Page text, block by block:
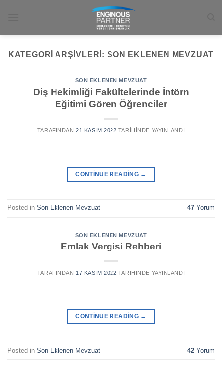
KATEGORI ARŞIVLERI: SON EKLENEN MEVZUAT
SON EKLENEN MEVZUAT
Diş Hekimliği Fakültelerinde İntörn
Eğitimi Gören Öğrenciler
TARAFINDAN 21 KASIM 2022 TARIHINDE YAYINLANDI
CONTINUE READING →
Posted in Son Eklenen Mevzuat 47 Yorum
SON EKLENEN MEVZUAT
Emlak Vergisi Rehberi
TARAFINDAN 17 KASIM 2022 TARIHINDE YAYINLANDI
CONTINUE READING →
Posted in Son Eklenen Mevzuat 42 Yorum